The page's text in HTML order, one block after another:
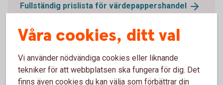
Fullständig prislista för värdepappershandel
LEI – Legal Entity Identifier
Våra cookies, ditt val
Vi använder nödvändiga cookies eller liknande
tekniker för att webbplatsen ska fungera för dig. Det
finns även cookies du kan välja som förbättrar din